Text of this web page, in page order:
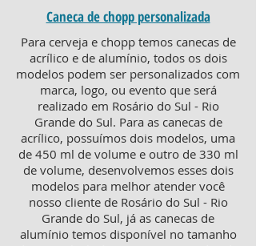
Caneca de chopp personalizada
Para cerveja e chopp temos canecas de
acrílico e de alumínio, todos os dois
modelos podem ser personalizados com
marca, logo, ou evento que será
realizado em Rosário do Sul - Rio
Grande do Sul. Para as canecas de
acrílico, possuímos dois modelos, uma
de 450 ml de volume e outro de 330 ml
de volume, desenvolvemos esses dois
modelos para melhor atender você
nosso cliente de Rosário do Sul - Rio
Grande do Sul, já as canecas de
alumínio temos disponível no tamanho